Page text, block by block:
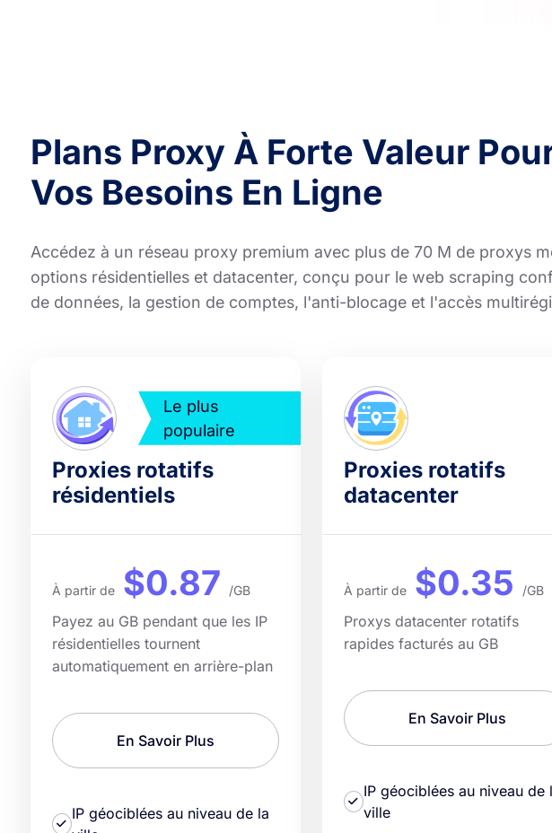
Plans Proxy À Forte Valeur
Vos Besoins En Ligne
Accédez à un réseau proxy premium avec plus de 70 M de proxys
options résidentielles et datacenter, conçu pour le web scraping
de données, la gestion de comptes, l'anti-blocage et l'accès
Le plus
populaire
Proxies rotatifs
résidentiels
À partir de $0.87 /GB
Payez au GB pendant que les IP
résidentielles tournent
automatiquement en arrière-plan
En Savoir Plus
IP géociblées au niveau de la
Proxies rotatifs
datacenter
À partir de $0.35 /GB
Proxys datacenter rotatifs
rapides facturés au GB
En Savoir Plus
IP géociblées au niveau de
ville